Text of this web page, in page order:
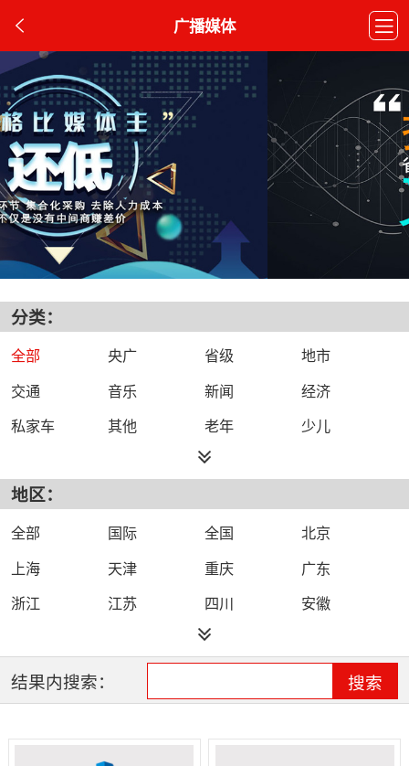
广播媒体
分类：
全部 央广 省级
地市
交通
音乐 新闻
经济
私家车
其他 老年
少儿
旅游
外语
农村
戏曲 娱乐
城市
健康
生活
地区：
全部 国际 全国
北京
上海
天津 重庆
广东
浙江
江苏 四川
安徽
河北
黑龙江
江西
辽宁 山东
山西
陕西
云南 新疆
青海
结果内搜索： 搜索